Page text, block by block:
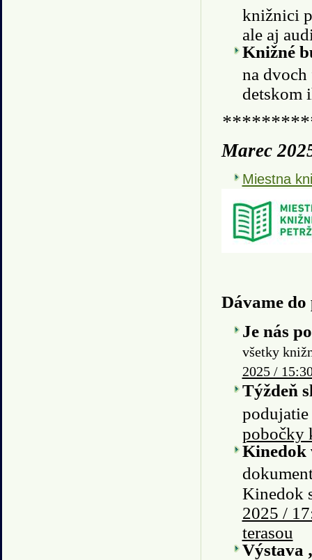
knižnici
ale aj
Knižné
na
detskom
Marec
Miestna
Dávame
Je nás
všetky
2025 /
Týždeň
pobočky
Kinedok
2025 /
terasou
Výstava